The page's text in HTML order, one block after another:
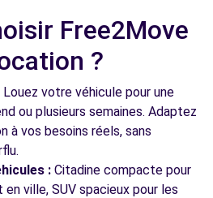
(C)
km
67370
Free2Move
?
Louez votre véhicule pour une
ou plusieurs semaines. Adaptez
à vos besoins réels, sans
: Citadine compacte pour
ville, SUV spacieux pour les